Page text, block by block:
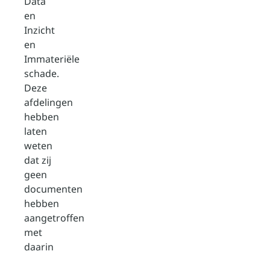
en
Inzicht
en
Immateriële
schade.
Deze
afdelingen
hebben
laten
weten
dat zij
geen
documenten
hebben
aangetroffen
met
daarin